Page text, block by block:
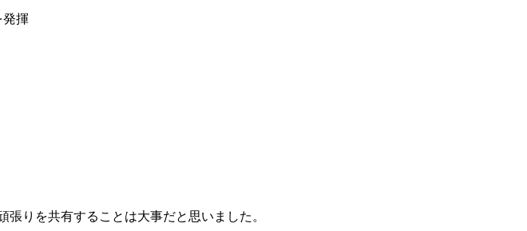
発揮
りを共有することは大事だと思いました。